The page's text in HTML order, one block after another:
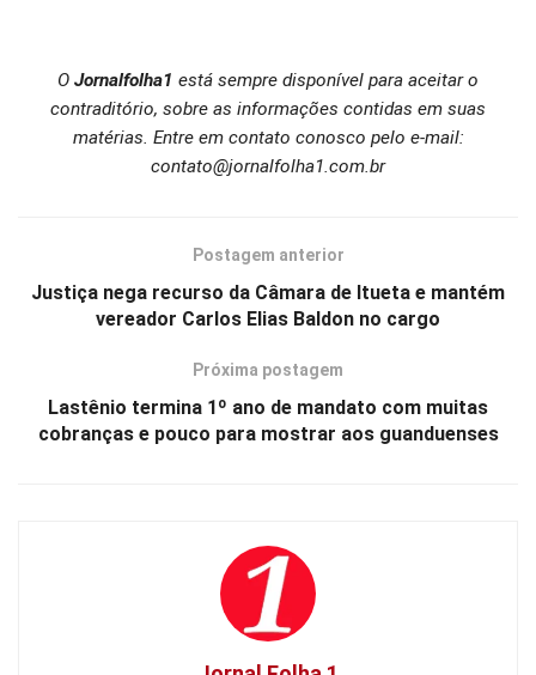
O Jornalfolha1 está sempre disponível para aceitar o
contraditório, sobre as informações contidas em suas
matérias. Entre em contato conosco pelo e-mail:
contato@jornalfolha1.com.br
Postagem anterior
Justiça nega recurso da Câmara de Itueta e mantém
vereador Carlos Elias Baldon no cargo
Próxima postagem
Lastênio termina 1º ano de mandato com muitas
cobranças e pouco para mostrar aos guanduenses